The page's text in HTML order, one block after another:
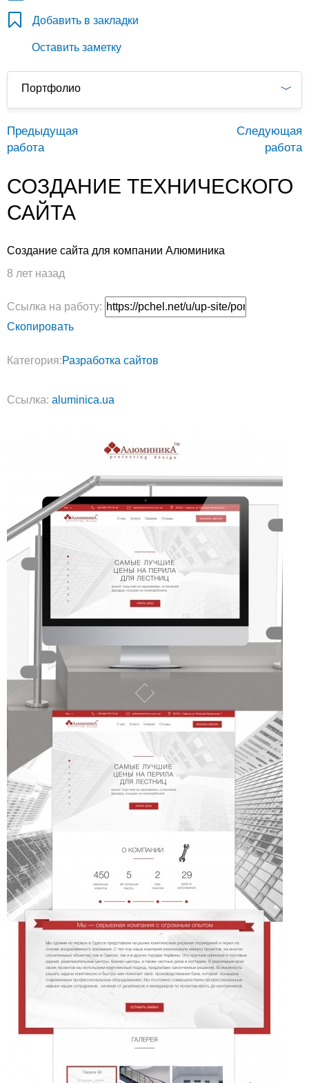
Добавить в закладки
Оставить заметку
Портфолио
Предыдущая
работа
Следующая
работа
СОЗДАНИЕ ТЕХНИЧЕСКОГО
САЙТА
Создание сайта для компании Алюминика
8 лет назад
Ссылка на работу:
Скопировать
Категория:Разработка сайтов
Ссылка: aluminica.ua